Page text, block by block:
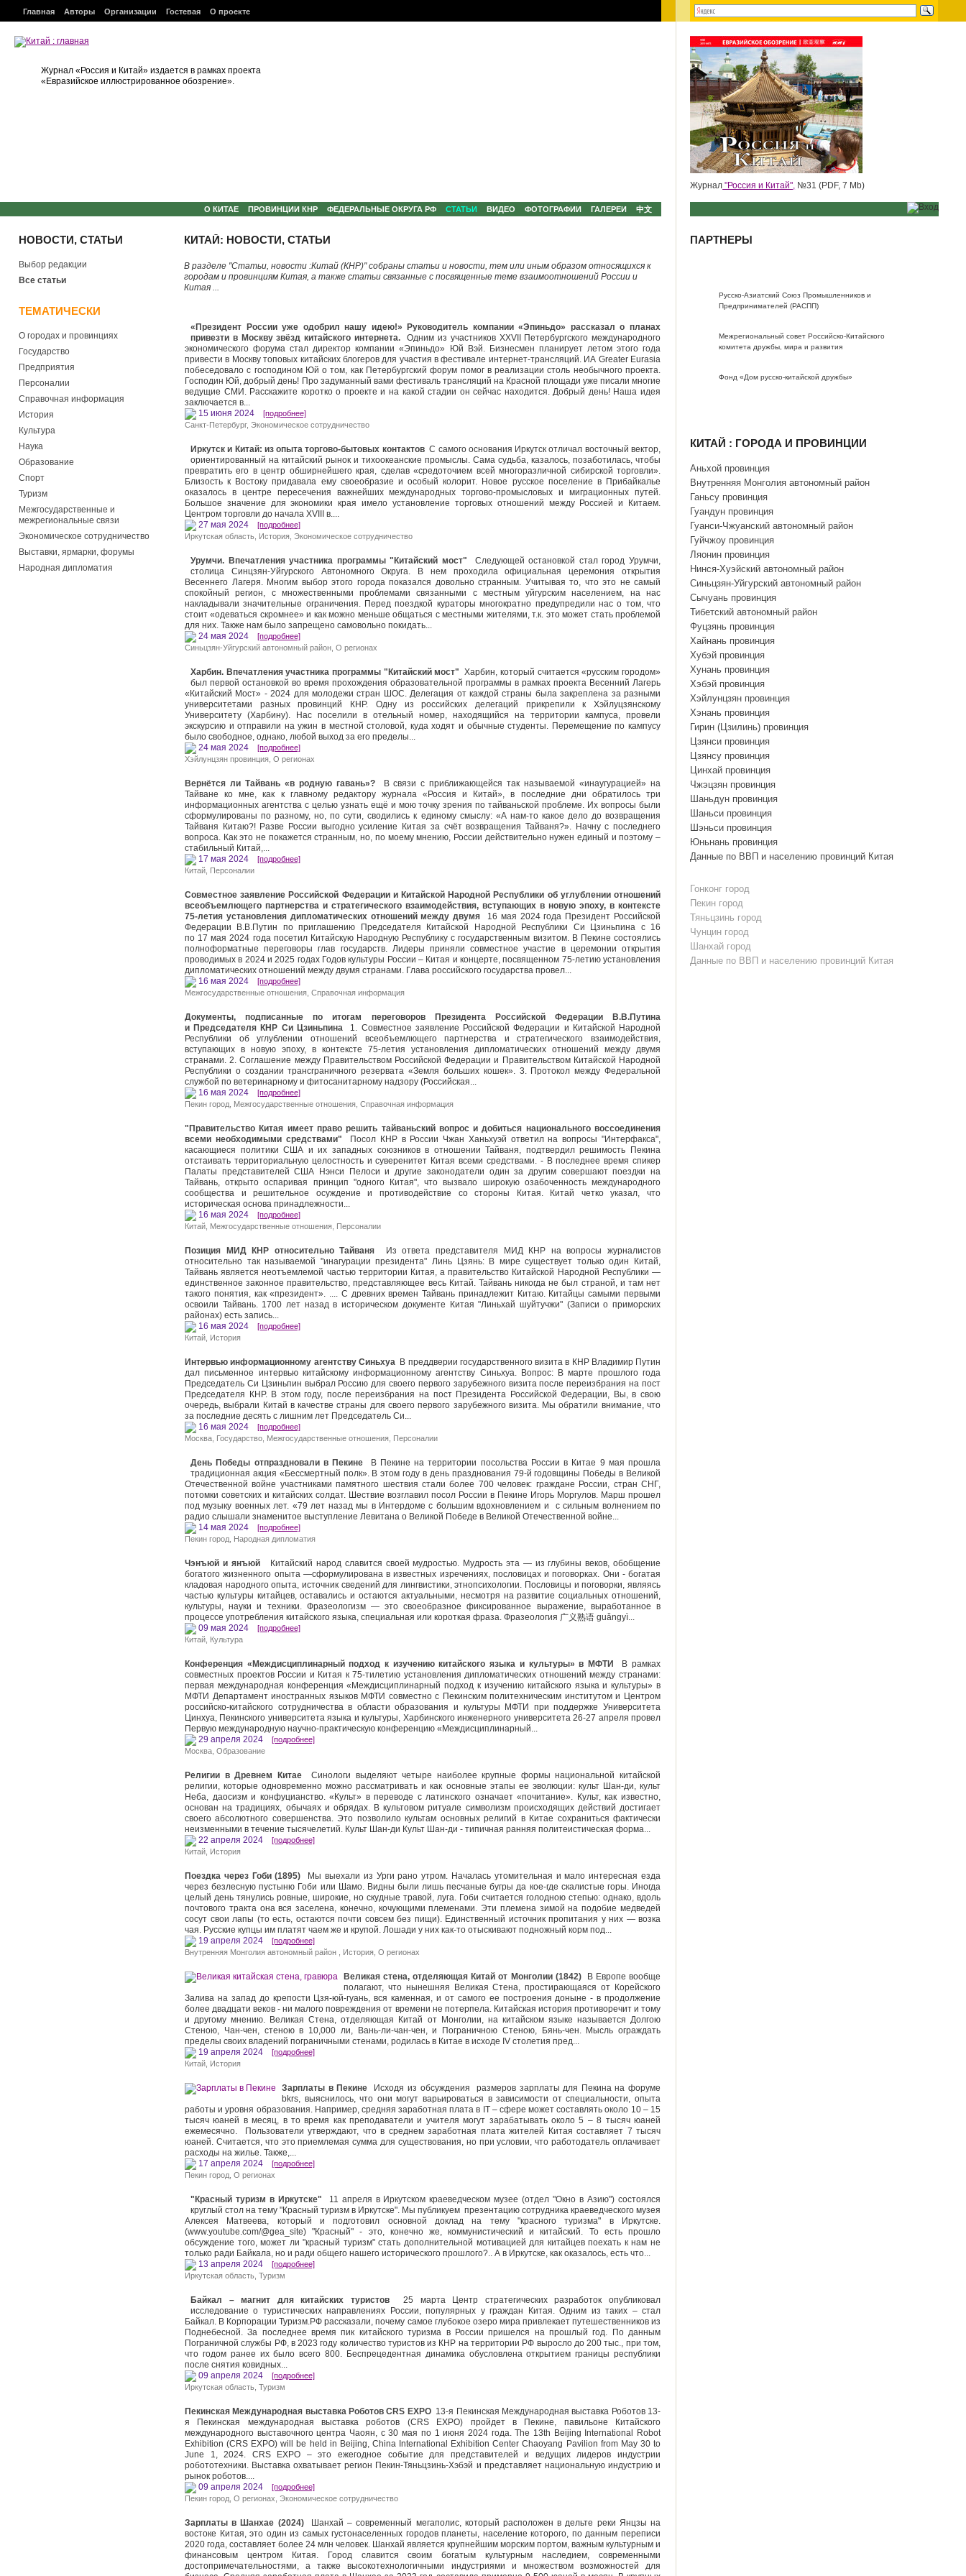
Главная Авторы Организации Гостевая О проекте
Журнал «Россия и Китай» издается в рамках проекта
«Евразийское иллюстрированное обозрение».
О КИТАЕ ПРОВИНЦИИ КНР ФЕДЕРАЛЬНЫЕ ОКРУГА РФ СТАТЬИ ВИДЕО ФОТОГРАФИИ ГАЛЕРЕИ 中文
НОВОСТИ, СТАТЬИ
Выбор редакции
Все статьи
ТЕМАТИЧЕСКИ
О городах и провинциях
Государство
Предприятия
Персоналии
Справочная информация
История
Культура
Наука
Образование
Спорт
Туризм
Межгосударственные и
межрегиональные связи
Экономическое сотрудничество
Выставки, ярмарки, форумы
Народная дипломатия
КИТАЙ: НОВОСТИ, СТАТЬИ
В разделе "Статьи, новости :Китай (КНР)" собраны статьи и новости, тем или иным образом относящихся к
городам и провинциям Китая, а также статьи связанные с посвященные теме взаимоотношений России и
Китая ...
«Президент России уже одобрил нашу идею!» Руководитель компании «Эпиньдо» рассказал о планах
привезти в Москву звёзд китайского интернета.Одним из участников XXVII Петербургского международного
экономического форума стал директор компании «Эпиньдо» Юй Вэй. Бизнесмен планирует летом этого года
привести в Москву топовых китайских блогеров для участия в фестивале интернет-трансляций. ИА Greater Eurasia
побеседовало с господином Юй о том, как Петербургский форум помог в реализации столь необычного проекта.
Господин Юй, добрый день! Про задуманный вами фестиваль трансляций на Красной площади уже писали многие
ведущие СМИ. Расскажите коротко о проекте и на какой стадии он сейчас находится. Добрый день! Наша идея
заключается в...
15 июня 2024 [подробнее]
Санкт-Петербург, Экономическое сотрудничество
Иркутск и Китай: из опыта торгово-бытовых контактовС самого основания Иркутск отличал восточный вектор,
ориентированный на китайский рынок и тихоокеанские промыслы. Сама судьба, казалось, позаботилась, чтобы
превратить его в центр обширнейшего края, сделав «средоточием всей многоразличной сибирской торговли».
Близость к Востоку прида­вала ему своеобразие и особый колорит. Новое русское поселение в Прибайкалье
оказалось в центре пересечения важнейших международных торгово-промысловых и миграционных путей.
Большое значение для экономики края имело установление торговых отношений между Россией и Китаем.
Центром торговли до начала XVIII в....
27 мая 2024 [подробнее]
Иркутская область История Экономическое сотрудничество
Урумчи. Впечатления участника программы "Китайский мост" Следующей остановкой стал город Урумчи,
столица Синцзян-Уйгурского Автономного Округа. В нем проходила официальная церемония открытия
Весеннего Лагеря. Многим выбор этого города показался довольно странным. Учитывая то, что это не самый
спокойный регион, с множественными проблемами связанными с местным уйгурским населением, на нас
накладывали значительные ограничения. Перед поездкой кураторы многократно предупредили нас о том, что
стоит «одеваться скромнее» и как можно меньше общаться с местными жителями, т.к. это может стать проблемой
для них. Также нам было запрещено самовольно покидать...
24 мая 2024 [подробнее]
Синьцзян-Уйгурский автономный район О регионах
Харбин. Впечатления участника программы "Китайский мост" Харбин, который считается «русским городом»
был первой остановкой во время прохождения образовательной программы в рамках проекта Весенний Лагерь
«Китайский Мост» - 2024 для молодежи стран ШОС. Делегация от каждой страны была закреплена за разными
университетами разных провинций КНР. Одну из российских делегаций прикрепили к Хэйлуцзянскому
Университету (Харбину). Нас поселили в отельный номер, находящийся на территории кампуса, провели
экскурсию и отправили на ужин в местной столовой, куда ходят и обычные студенты. Перемещение по кампусу
было свободное, однако, любой выход за его пределы...
24 мая 2024 [подробнее]
Хэйлунцзян провинция О регионах
Вернётся ли Тайвань «в родную гавань»?В связи с приближающейся так называемой «инаугурацией» на
Тайване ко мне, как к главному редактору журнала «Россия и Китай», в последние дни обратилось три
информационных агентства с целью узнать ещё и мою точку зрения по тайваньской проблеме. Их вопросы были
сформулированы по разному, но, по сути, сводились к единому смыслу: «А нам-то какое дело до возвращения
Тайваня Китаю?! Разве России выгодно усиление Китая за счёт возвращения Тайваня?». Начну с последнего
вопроса. Как это не покажется странным, но, по моему мнению, России действительно нужен единый и поэтому –
стабильный Китай,...
17 мая 2024 [подробнее]
Китай Персоналии
Совместное заявление Российской Федерации и Китайской Народной Республики об углублении отношений
всеобъемлющего партнерства и стратегического взаимодействия, вступающих в новую эпоху, в контексте
75-летия установления дипломатических отношений между двумя 16 мая 2024 года Президент Российской
Федерации В.В.Путин по приглашению Председателя Китайской Народной Республики Си Цзиньпина с 16
по 17 мая 2024 года посетил Китайскую Народную Республику с государственным визитом. В Пекине состоялись
полноформатные переговоры глав государств. Лидеры приняли совместное участие в церемонии открытия
проводимых в 2024 и 2025 годах Годов культуры России – Китая и концерте, посвященном 75-летию установления
дипломатических отношений между двумя странами. Глава российского государства провел...
16 мая 2024 [подробнее]
Межгосударственные отношения Справочная информация
Документы, подписанные по итогам переговоров Президента Российской Федерации В.В.Путина
и Председателя КНР Си Цзиньпина1. Совместное заявление Российской Федерации и Китайской Народной
Республики об углублении отношений всеобъемлющего партнерства и стратегического взаимодействия,
вступающих в новую эпоху, в контексте 75-летия установления дипломатических отношений между двумя
странами. 2. Соглашение между Правительством Российской Федерации и Правительством Китайской Народной
Республики о создании трансграничного резервата «Земля больших кошек». 3. Протокол между Федеральной
службой по ветеринарному и фитосанитарному надзору (Российская...
16 мая 2024 [подробнее]
Пекин город Межгосударственные отношения Справочная информация
"Правительство Китая имеет право решить тайваньский вопрос и добиться национального воссоединения
всеми необходимыми средствами" Посол КНР в России Чжан Ханьхуэй ответил на вопросы "Интерфакса",
касающиеся политики США и их западных союзников в отношении Тайваня, подтвердил решимость Пекина
отстаивать территориальную целостность и суверенитет Китая всеми средствами. - В последнее время спикер
Палаты представителей США Нэнси Пелоси и другие законодатели один за другим совершают поездки на
Тайвань, открыто оспаривая принцип "одного Китая", что вызвало широкую озабоченность международного
сообщества и решительное осуждение и противодействие со стороны Китая. Китай четко указал, что
историческая основа принадлежности...
16 мая 2024 [подробнее]
Китай Межгосударственные отношения Персоналии
Позиция МИД КНР относительно Тайваня Из ответа представителя МИД КНР на вопросы журналистов
относительно так называемой "инагурации президента" Линь Цзянь: В мире существует только один Китай,
Тайвань является неотъемлемой частью территории Китая, а правительство Китайской Народной Республики —
единственное законное правительство, представляющее весь Китай. Тайвань никогда не был страной, и там нет
такого понятия, как «президент». .... С древних времен Тайвань принадлежит Китаю. Китайцы самыми первыми
освоили Тайвань. 1700 лет назад в историческом документе Китая "Линьхай шуйтучжи" (Записи о приморских
районах) есть запись...
16 мая 2024 [подробнее]
Китай История
Интервью информационному агентству СиньхуаВ преддверии государственного визита в КНР Владимир Путин
дал письменное интервью китайскому информационному агентству Синьхуа. Вопрос: В марте прошлого года
Председатель Си Цзиньпин выбрал Россию для своего первого зарубежного визита после переизбрания на пост
Председателя КНР. В этом году, после переизбрания на пост Президента Российской Федерации, Вы, в свою
очередь, выбрали Китай в качестве страны для своего первого зарубежного визита. Мы обратили внимание, что
за последние десять с лишним лет Председатель Си...
16 мая 2024 [подробнее]
Москва Государство Межгосударственные отношения Персоналии
День Победы отпраздновали в Пекине В Пекине на территории посольства России в Китае 9 мая прошла
традиционная акция «Бессмертный полк». В этом году в день празднования 79-й годовщины Победы в Великой
Отечественной войне участниками памятного шествия стали более 700 человек: граждане России, стран СНГ,
потомки советских и китайских солдат. Шествие возглавил посол России в Пекине Игорь Моргулов. Марш прошел
под музыку военных лет. «79 лет назад мы в Интердоме с большим вдохновлением и с сильным волнением по
радио слышали знаменитое выступление Левитана о Великой Победе в Великой Отечественной войне...
14 мая 2024 [подробнее]
Пекин город Народная дипломатия
Чэнъюй и янъюй
Китайский народ славится своей мудростью. Мудрость эта — из глубины веков, обобщение
богатого жизненного опыта —сформулирована в известных изречениях, пословицах и поговорках. Они - богатая
кладовая народного опыта, источник сведений для лингвистики, этнопсихологии. Пословицы и поговорки, являясь
частью культуры китайцев, оставались и остаются актуальными, несмотря на развитие социальных отношений,
культуры, науки и техники. Фразеологизм — это своеобразное фиксированное выражение, выработанное в
процессе употребления китайского языка, специальная или короткая фраза. Фразеология 广义熟语 guǎngyì...
09 мая 2024 [подробнее]
Китай Культура
Конференция «Междисциплинарный подход к изучению китайского языка и культуры» в МФТИ
В рамках
совместных проектов России и Китая к 75-тилетию установления дипломатических отношений между странами:
первая международная конференция «Междисциплинарный подход к изучению китайского языка и культуры» в
МФТИ Департамент иностранных языков МФТИ совместно с Пекинским политехническим институтом и Центром
российско-китайского сотрудничества в области образования и культуры МФТИ при поддержке Университета
Цинхуа, Пекинского университета языка и культуры, Харбинского инженерного университета 26-27 апреля провел
Первую международную научно-практическую конференцию «Междисциплинарный...
29 апреля 2024 [подробнее]
Москва Образование
Религии в Древнем КитаеСинологи выделяют четыре наиболее крупные формы национальной китайской
религии, которые одновременно можно рассматривать и как основные этапы ее эволюции: культ Шан-ди, культ
Неба, даосизм и конфуцианство. «Культ» в переводе с латинского означает «почитание». Культ, как известно,
основан на традициях, обычаях и обрядах. В культовом ритуале символизм происходящих действий достигает
своего абсолютного совершенства. Это позволило культам основных религий в Китае сохраниться фактически
неизменными в течение тысячелетий. Культ Шан-ди Культ Шан-ди - типичная ранняя политеистическая форма...
22 апреля 2024 [подробнее]
Китай История
Поездка через Гоби (1895) Мы выехали из Урги рано утром. Началась утомительная и мало интересная езда
через безлесную пустыню Гоби или Шамо. Видны были лишь песчаные бугры да кое-где скалистые горы. Иногда
целый день тянулись ровные, широкие, но скудные травой, луга. Гоби считается голодною степью: однако, вдоль
почтового тракта она вся заселена, конечно, кочующими племенами. Эти племена зимой на подобие медведей
сосут свои лапы (то есть, остаются почти совсем без пищи). Единственный источник пропитания у них — возка
чая. Русские купцы им платят чаем же и крупой. Лошади у них как-то отыскивают подножный корм под...
19 апреля 2024 [подробнее]
Внутренняя Монголия автономный район
История О регионах
Великая стена, отделяющая Китай от Монголии (1842)В Европе вообще
полагают, что нынешняя Великая Стена, простирающаяся от Корейского
Залива на запад до крепости Цзя-юй-гуань, вся каменная, и от самого ее построения доныне - в продолжение
более двадцати веков - ни малого повреждения от времени не потерпела. Китайская история противоречит и тому
и другому мнению. Великая Стена, отделяющая Китай от Монголии, на китайском языке называется Долгою
Стеною, Чан-чен, стеною в 10,000 ли, Вань-ли-чан-чен, и Пограничною Стеною, Бянь-чен. Мысль ограждать
пределы своих владений пограничными стенами, родилась в Китае в исходе IV столетия пред...
19 апреля 2024 [подробнее]
Китай История
Зарплаты в Пекине Исходя из обсуждения размеров зарплаты для Пекина на форуме
bkrs, выяснилось, что они могут варьироваться в зависимости от специальности, опыта
работы и уровня образования. Например, средняя заработная плата в IT – сфере может составлять около 10 – 15
тысяч юаней в месяц, в то время как преподаватели и учителя могут зарабатывать около 5 – 8 тысяч юаней
ежемесячно. Пользователи утверждают, что в среднем заработная плата жителей Китая составляет 7 тысяч
юаней. Считается, что это приемлемая сумма для существования, но при условии, что работодатель оплачивает
расходы на жилье. Также,...
17 апреля 2024 [подробнее]
Пекин город О регионах
"Красный туризм в Иркутске" 11 апреля в Иркутском краеведческом музее (отдел "Окно в Азию") состоялся
круглый стол на тему "Красный туризм в Иркутске". Мы публикуем презентацию сотрудника краеведческого музея
Алексея Матвеева, который и подготовил основной доклад на тему "красного туризма" в Иркутске.
(www.youtube.com/@gea_site) "Красный" - это, конечно же, коммунистический и китайский. То есть прошло
обсуждение того, может ли "красный туризм" стать дополнительной мотивацией для китайцев поехать к нам не
только ради Байкала, но и ради общего нашего исторического прошлого?.. А в Иркутске, как оказалось, есть что...
13 апреля 2024 [подробнее]
Иркутская область Туризм
Байкал – магнит для китайских туристов25 марта Центр стратегических разработок опубликовал
исследование о туристических направлениях России, популярных у граждан Китая. Одним из таких – стал
Байкал. В Корпорации Туризм.РФ рассказали, почему самое глубокое озеро мира привлекает путешественников из
Поднебесной. За последнее время пик китайского туризма в России пришелся на прошлый год. По данным
Пограничной службы РФ, в 2023 году количество туристов из КНР на территории РФ выросло до 200 тыс., при том,
что годом ранее их было всего 800. Беспрецедентная динамика обусловлена открытием границы республики
после снятия ковидных...
09 апреля 2024 [подробнее]
Иркутская область Туризм
Пекинская Международная выставка Роботов CRS EXPO13-я Пекинская Международная выставка Роботов 13-
я Пекинская международная выставка роботов (CRS EXPO) пройдет в Пекине, павильоне Китайского
международного выставочного центра Чаоян, с 30 мая по 1 июня 2024 года. The 13th Beijing International Robot
Exhibition (CRS EXPO) will be held in Beijing, China International Exhibition Center Chaoyang Pavilion from May 30 to
June 1, 2024. CRS EXPO – это ежегодное событие для представителей и ведущих лидеров индустрии
робототехники. Выставка охватывает регион Пекин-Тяньцзинь-Хэбэй и представляет национальную индустрию и
рынок роботов....
09 апреля 2024 [подробнее]
Пекин город О регионах Экономическое сотрудничество
Зарплаты в Шанхае (2024)Шанхай – современный мегаполис, который расположен в дельте реки Янцзы на
востоке Китая, это один из самых густонаселенных городов планеты, население которого, по данным переписи
2020 года, составляет более 24 млн человек. Шанхай является крупнейшим морским портом, важным культурным и
финансовым центром Китая. Город славится своим богатым культурным наследием, современными
достопримечательностями, а также высокотехнологичными индустриями и множеством возможностей для
Журнал "Россия и Китай", №31 (PDF, 7 Mb)
ПАРТНЕРЫ
Русско-Азиатский Союз Промышленников и
Предпринимателей (РАСПП)
Межрегиональный совет Российско-Китайского
комитета дружбы, мира и развития
Фонд «Дом русско-китайской дружбы»
КИТАЙ : ГОРОДА И ПРОВИНЦИИ
Аньхой провинция
Внутренняя Монголия автономный район
Ганьсу провинция
Гуандун провинция
Гуанси-Чжуанский автономный район
Гуйчжоу провинция
Ляонин провинция
Нинся-Хуэйский автономный район
Синьцзян-Уйгурский автономный район
Сычуань провинция
Тибетский автономный район
Фуцзянь провинция
Хайнань провинция
Хубэй провинция
Хунань провинция
Хэбэй провинция
Хэйлунцзян провинция
Хэнань провинция
Гирин (Цзилинь) провинция
Цзянси провинция
Цзянсу провинция
Цинхай провинция
Чжэцзян провинция
Шаньдун провинция
Шаньси провинция
Шэньси провинция
Юньнань провинция
Данные по ВВП и населению провинций Китая
Гонконг город
Пекин город
Тяньцзинь город
Чунцин город
Шанхай город
Данные по ВВП и населению провинций Китая